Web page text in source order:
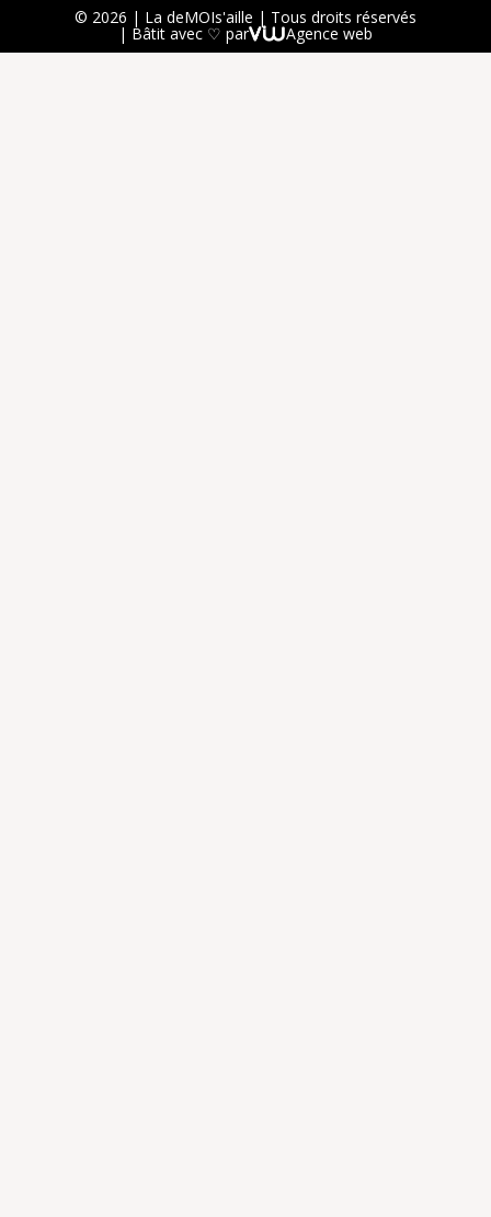
© 2026 | La deMOIs'aille | Tous droits réservés
| Bâtit avec ♡ par Agence web